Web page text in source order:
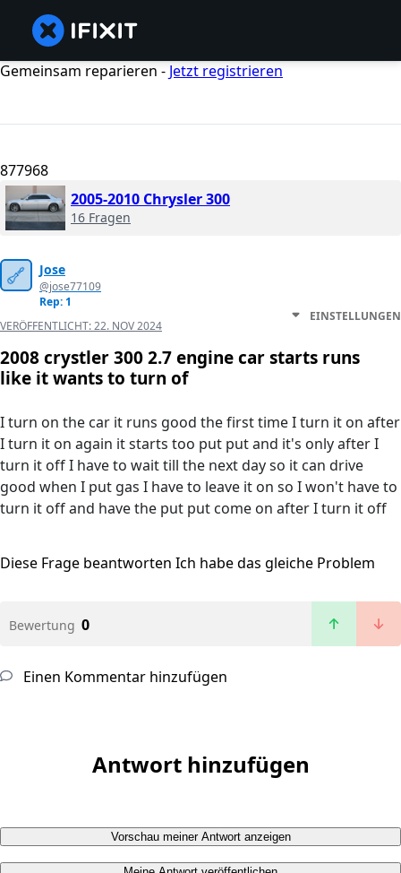
Gemeinsam reparieren - Jetzt registrieren
877968
2005-2010 Chrysler 300
16 Fragen
Jose
@jose77109
Rep: 1
VERÖFFENTLICHT:22. NOV 2024
EINSTELLUNGEN
2008 crystler 300 2.7 engine car starts runs
like it wants to turn of
I turn on the car it runs good the first time I turn it on after
I turn it on again it starts too put put and it's only after I
turn it off I have to wait till the next day so it can drive
good when I put gas I have to leave it on so I won't have to
turn it off and have the put put come on after I turn it off
Diese Frage beantworten Ich habe das gleiche Problem
Bewertung 0
Einen Kommentar hinzufügen
Antwort hinzufügen
Vorschau meiner Antwort anzeigen